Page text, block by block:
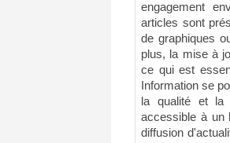
engagement
articles sont
de graphiques
plus, la mise à
ce qui est
Information se
la qualité et la
accessible à un
diffusion